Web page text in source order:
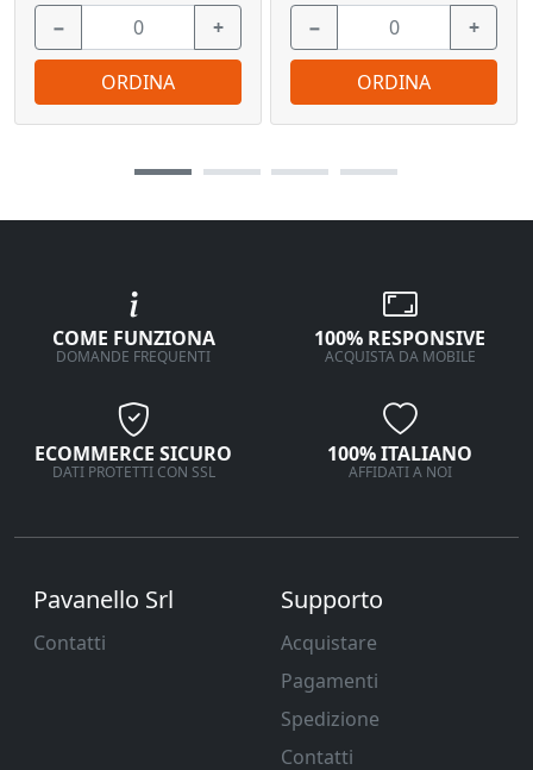
− +
ORDINA
− +
ORDINA
COME FUNZIONA
DOMANDE FREQUENTI
100% RESPONSIVE
ACQUISTA DA MOBILE
ECOMMERCE SICURO
DATI PROTETTI CON SSL
100% ITALIANO
AFFIDATI A NOI
Pavanello Srl
Contatti
Supporto
Acquistare
Pagamenti
Spedizione
Contatti